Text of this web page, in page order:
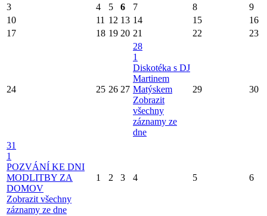
3 4 5 6 7 8
9
10
11 12 13 14 15
16
17
18 19 20 21 22 23
24 25 26 27
28
1
Diskotéka s DJ
Martinem
Matýskem
Zobrazit
všechny
záznamy ze
dne
29 30
31
1
POZVÁNÍ KE DNI
MODLITBY ZA
DOMOV
Zobrazit všechny
záznamy ze dne
1 2 3 4 5 6